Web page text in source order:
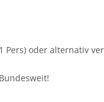
Pers) oder alternativ